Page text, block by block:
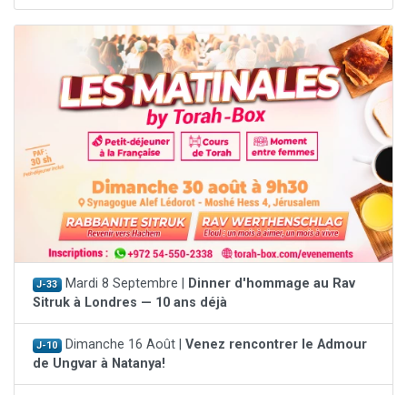
J-33 Mardi 8 Septembre |
Dinner d'hommage au Rav
Sitruk à Londres — 10 ans déjà
J-10 Dimanche 16 Août | Venez rencontrer le Admour
de Ungvar à Natanya!